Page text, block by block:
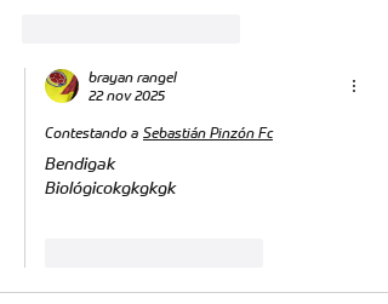
brayan rangel
22 nov 2025
Contestando a Sebastián Pinzón Fc
Bendigak
Biológicokgkgkgk